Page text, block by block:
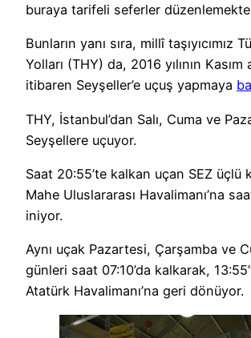
buraya tarifeli seferler
Bunların yanı sıra, millî taşıyıcımız
Yolları (THY) da, 2016 yılının Kasım
itibaren Seyşeller’e uçuş yapmaya
THY, İstanbul’dan Salı, Cuma ve
Seyşellere uçuyor.
Saat 20:55’te kalkan uçan SEZ üçlü
Mahe Uluslararası Havalimanı’na
iniyor.
Aynı uçak Pazartesi, Çarşamba ve
günleri saat 07:10’da kalkarak,
Atatürk Havalimanı’na geri dönüyor.